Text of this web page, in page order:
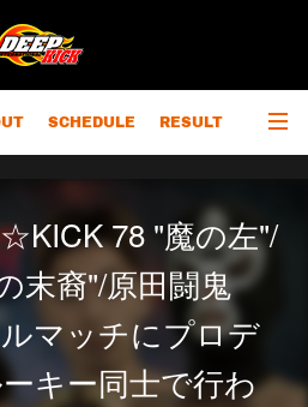
SCHEDULE RESULT
CHAMPIONS
78 "魔の左"/
末裔"/原田闘鬼
マッチにプロデ
キー同士で行わ